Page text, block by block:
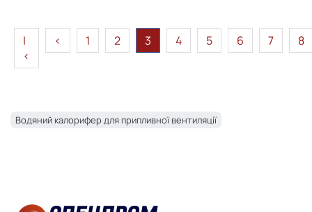
|
<
< 1 2 3 4 5 6 7 8
Водяний калорифер для припливної вентиляції